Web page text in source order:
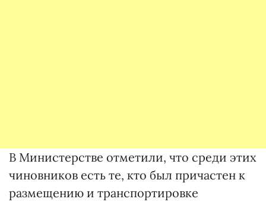
В Министерстве отметили, что среди этих
чиновников есть те, кто был причастен к
размещению и транспортировке